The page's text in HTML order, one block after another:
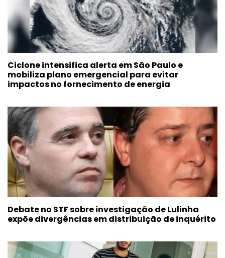
Ciclone intensifica alerta em São Paulo e
mobiliza plano emergencial para evitar
impactos no fornecimento de energia
Debate no STF sobre investigação de Lulinha
expõe divergências em distribuição de inquérito